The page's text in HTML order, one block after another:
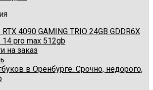
4090 GAMING TRIO 24GB GDDR6X
pro max 512gb
на заказ
в Оренбурге. Срочно, недорого,